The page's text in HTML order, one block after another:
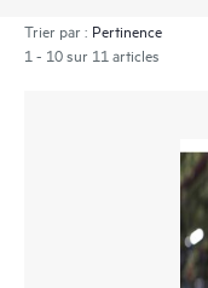
Trier par :
1 - 10 sur 11 articles